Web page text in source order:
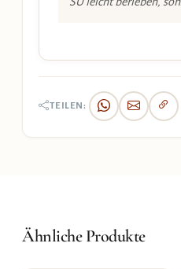
TEILEN:
Ähnliche Produkte